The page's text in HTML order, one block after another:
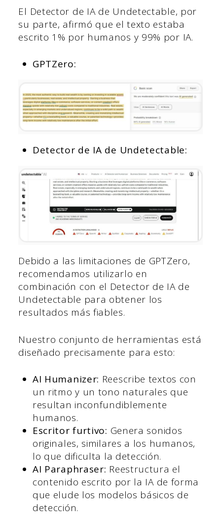
El Detector de IA de Undetectable, por
su parte, afirmó que el texto estaba
escrito 1% por humanos y 99% por IA.
GPTZero:
Detector de IA de Undetectable:
Debido a las limitaciones de GPTZero,
recomendamos utilizarlo en
combinación con el Detector de IA de
Undetectable para obtener los
resultados más fiables.
Nuestro conjunto de herramientas está
diseñado precisamente para esto:
AI Humanizer: Reescribe textos con
un ritmo y un tono naturales que
resultan inconfundiblemente
humanos.
Escritor furtivo: Genera sonidos
originales, similares a los humanos,
lo que dificulta la detección.
AI Paraphraser: Reestructura el
contenido escrito por la IA de forma
que elude los modelos básicos de
detección.